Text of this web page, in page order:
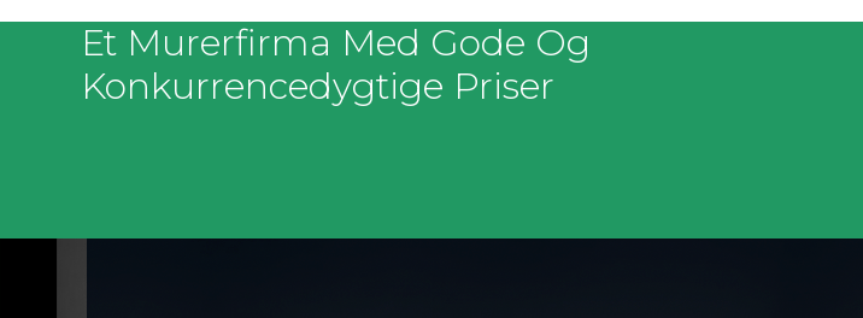
Et Murerfirma Med Gode Og
Konkurrencedygtige Priser